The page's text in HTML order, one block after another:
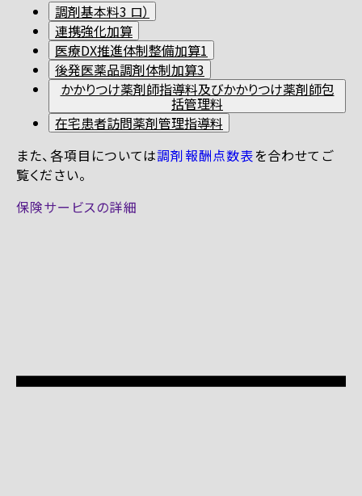
調剤基本料3 ロ）
連携強化加算
医療DX推進体制整備加算1
後発医薬品調剤体制加算3
かかりつけ薬剤師指導料及びかかりつけ薬剤師包
括管理料
在宅患者訪問薬剤管理指導料
また、各項目については調剤報酬点数表を合わせてご
覧ください。
保険サービスの詳細